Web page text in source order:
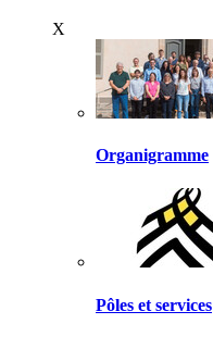
X
Organigramme
Pôles et services